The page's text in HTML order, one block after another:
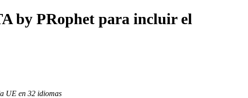
by PRophet para incluir el
UE en 32 idiomas